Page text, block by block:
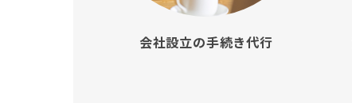
会社設立の手続き代行